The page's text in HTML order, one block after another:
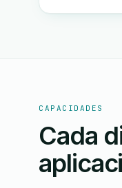
CAPACIDADES
Cada